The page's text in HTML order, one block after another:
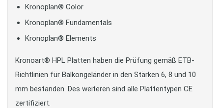
Kronoplan® Color
Kronoplan® Fundamentals
Kronoplan® Elements
Kronoart® HPL Platten haben die Prüfung gemäß ETB-
Richtlinien für Balkongeländer in den Stärken 6, 8 und 10
mm bestanden. Des weiteren sind alle Plattentypen CE
zertifiziert.